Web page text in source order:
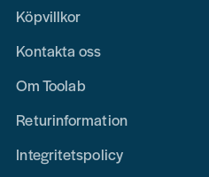
Köpvillkor
Kontakta oss
Om Toolab
Returinformation
Integritetspolicy